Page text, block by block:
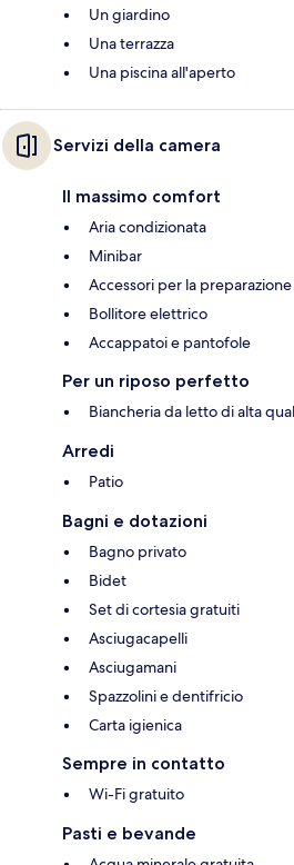
Un giardino
Una terrazza
Una piscina all'aperto
Servizi della camera
Il massimo comfort
Aria condizionata
Minibar
Accessori per la
Bollitore elettrico
Accappatoi e pantofole
Per un riposo perfetto
Biancheria da letto di alta
Arredi
Patio
Bagni e dotazioni
Bagno privato
Bidet
Set di cortesia gratuiti
Asciugacapelli
Asciugamani
Spazzolini e dentifricio
Carta igienica
Sempre in contatto
Wi-Fi gratuito
Pasti e bevande